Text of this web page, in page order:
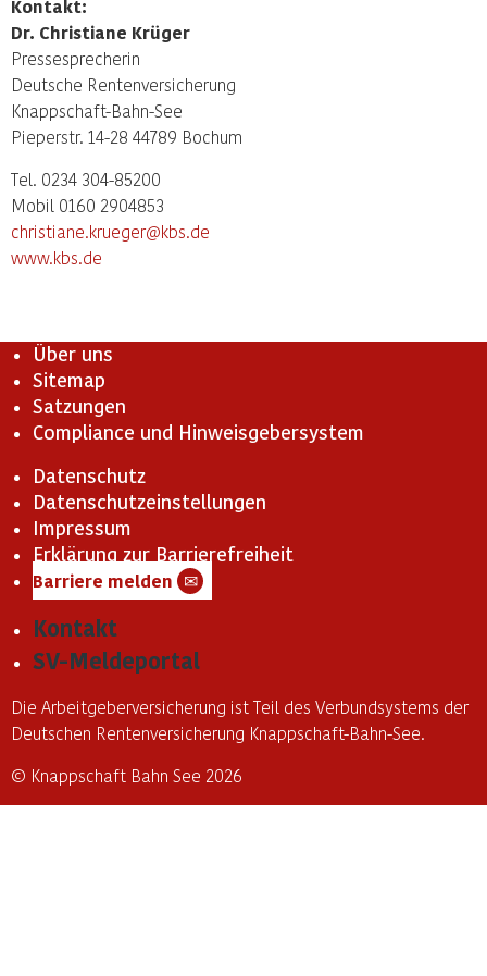
Kontakt:
Dr. Christiane Krüger
Pressesprecherin
Deutsche Rentenversicherung
Knappschaft-Bahn-See
Pieperstr. 14-28 44789 Bochum
Tel. 0234 304-85200
Mobil 0160 2904853
christiane.krueger@kbs.de
www.kbs.de
Über uns
Sitemap
Satzungen
Compliance und Hinweisgebersystem
Datenschutz
Datenschutzeinstellungen
Impressum
Erklärung zur Barrierefreiheit
Barriere melden ✉
Kontakt
SV-Meldeportal
Die Arbeitgeberversicherung ist Teil des Verbundsystems der
Deutschen Rentenversicherung Knappschaft-Bahn-See.
© Knappschaft Bahn See 2026